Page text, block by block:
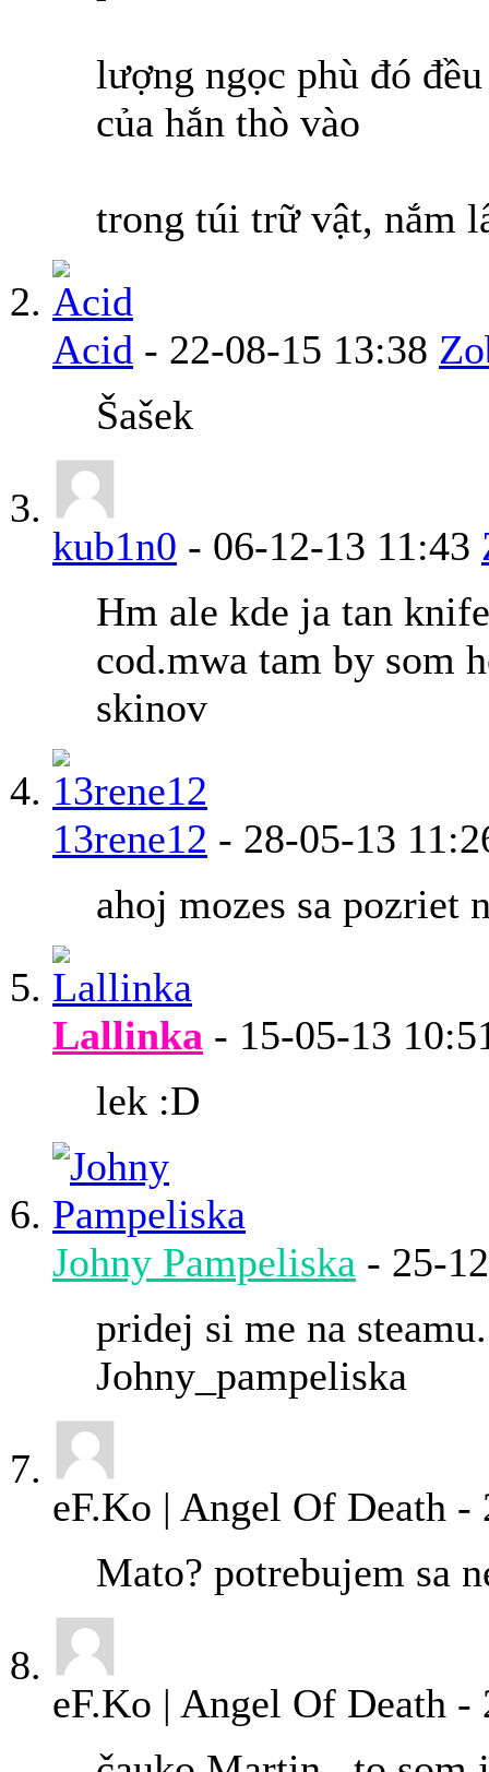
lượng ngọc phù đó
của hắn thò vào
trong túi trữ vật, nắm
Acid - 22-08-15 13:38
Šašek
kub1n0 - 06-12-13 11:43
Hm ale kde ja tan
cod.mwa tam by som
skinov
13rene12 - 28-05-13
ahoj mozes sa pozriet
Lallinka - 15-05-13
lek :D
Johny Pampeliska - 25-
pridej si me na
Johny_pampeliska
eF.Ko | Angel Of Death -
Mato? potrebujem sa
eF.Ko | Angel Of Death -